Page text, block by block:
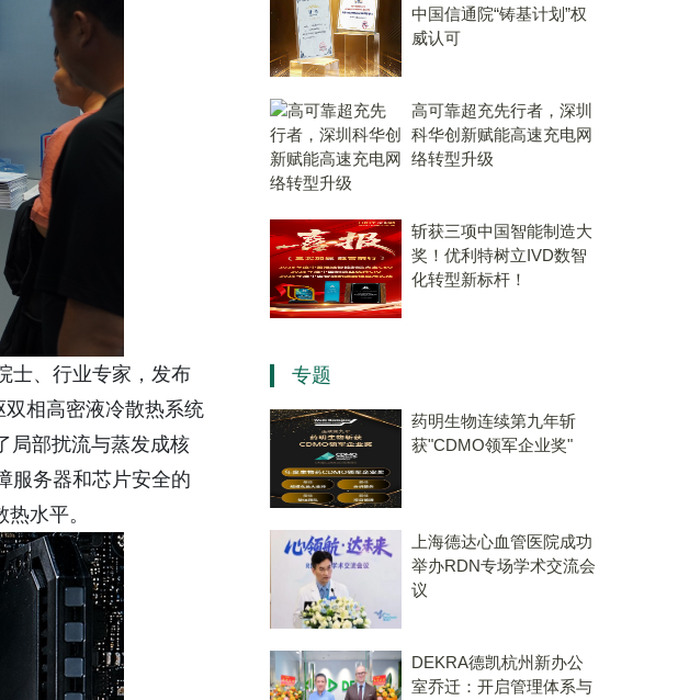
士、行业专家，发布
相高密液冷散热系统
局部扰流与蒸发成核
服务器和芯片安全的
水平。
中国信通院“铸基计划”权
威认可
高可靠超充先行者，深圳
科华创新赋能高速充电网
络转型升级
斩获三项中国智能制造大
奖！优利特树立IVD数智
化转型新标杆！
专题
药明生物连续第九年斩
获"CDMO领军企业奖"
上海德达心血管医院成功
举办RDN专场学术交流会
议
DEKRA德凯杭州新办公
室乔迁：开启管理体系与